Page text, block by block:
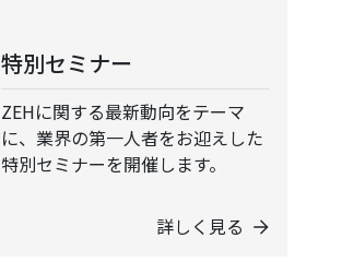
特別セミナー
ZEHに関する最新動向をテーマ
に、業界の第一人者をお迎えした
特別セミナーを開催します。
詳しく見る